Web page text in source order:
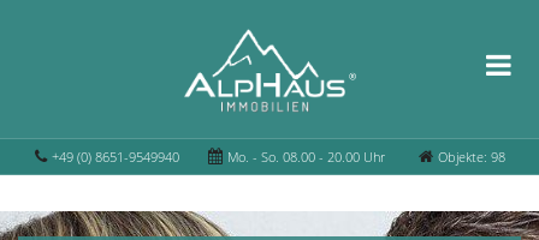
+49 (0) 8651-9549940 Mo. - So. 08.00 - 20.00 Uhr Objekte: 98